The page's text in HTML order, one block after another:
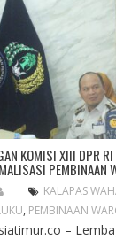
KOMISI XIII DPR RI
PEMBINAAN
KALAPAS
, PEMBINAAN
–